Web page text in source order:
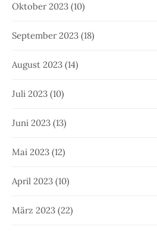
Oktober 2023 (10)
September 2023 (18)
August 2023 (14)
Juli 2023 (10)
Juni 2023 (13)
Mai 2023 (12)
April 2023 (10)
März 2023 (22)